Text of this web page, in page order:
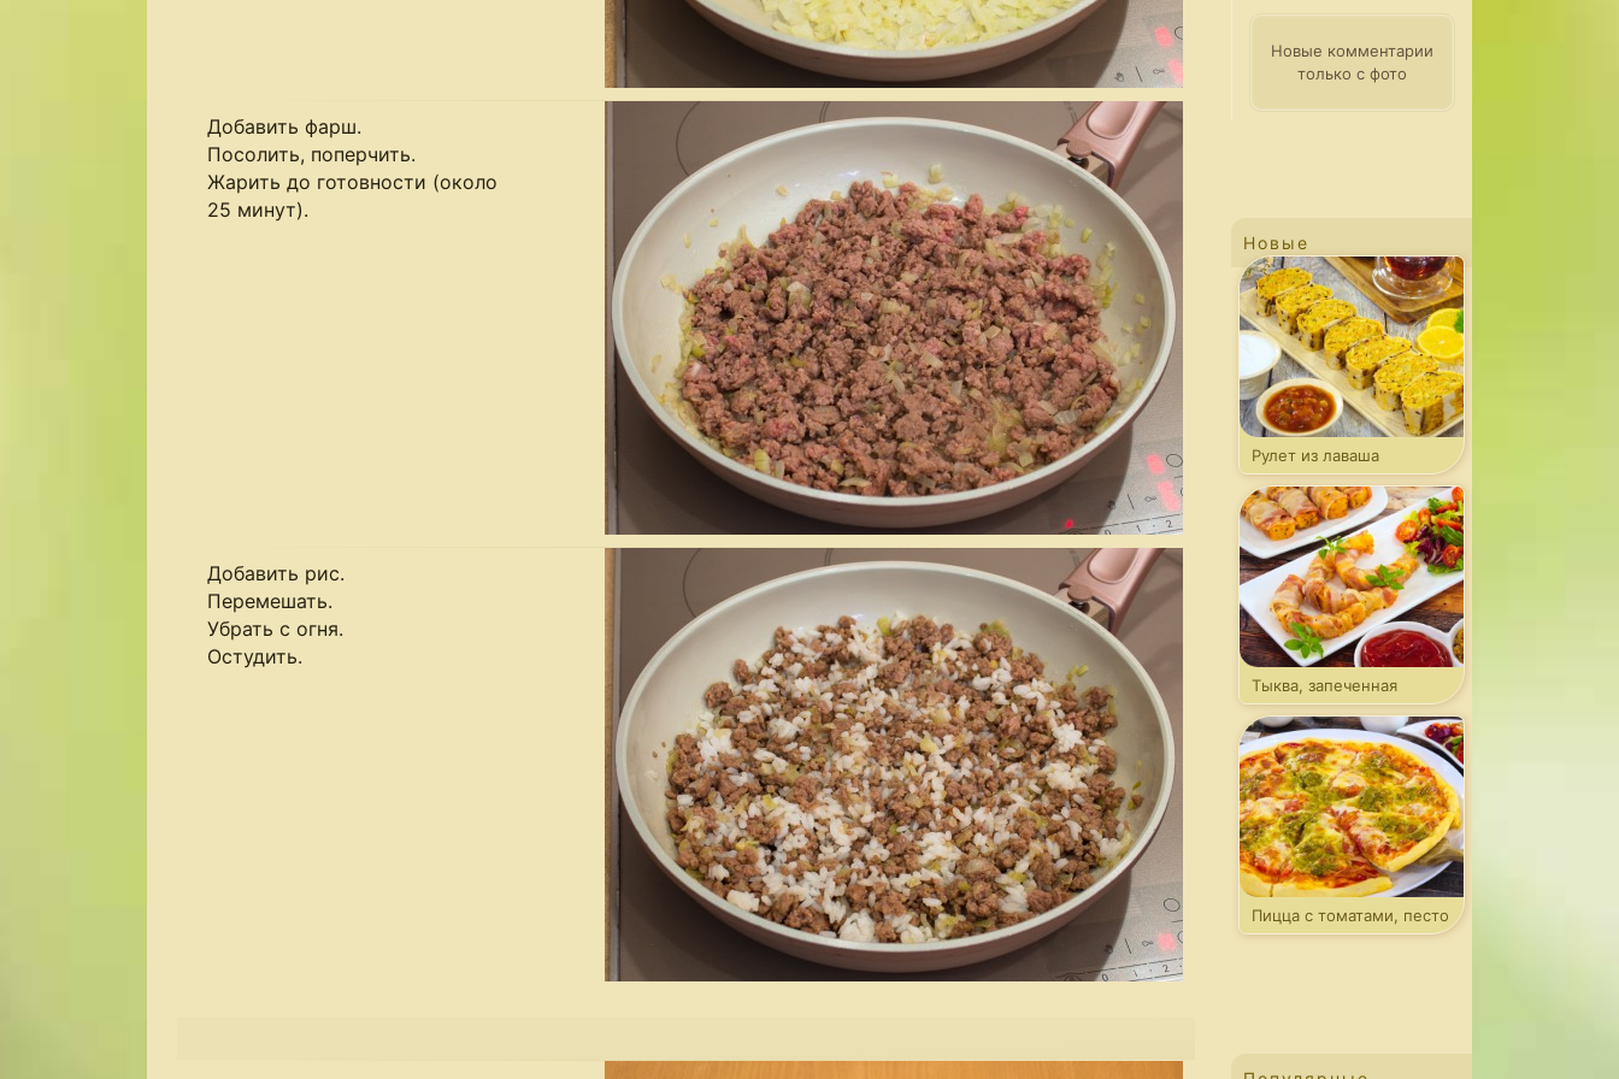
Добавить фарш.
Посолить, поперчить.
Жарить до готовности (около
25 минут).
Добавить рис.
Перемешать.
Убрать с огня.
Остудить.
Новые комментарии
только с фото
Новые
Рулет из лаваша
с капустой
Тыква, запеченная
в беконе
Пицца с томатами, песто